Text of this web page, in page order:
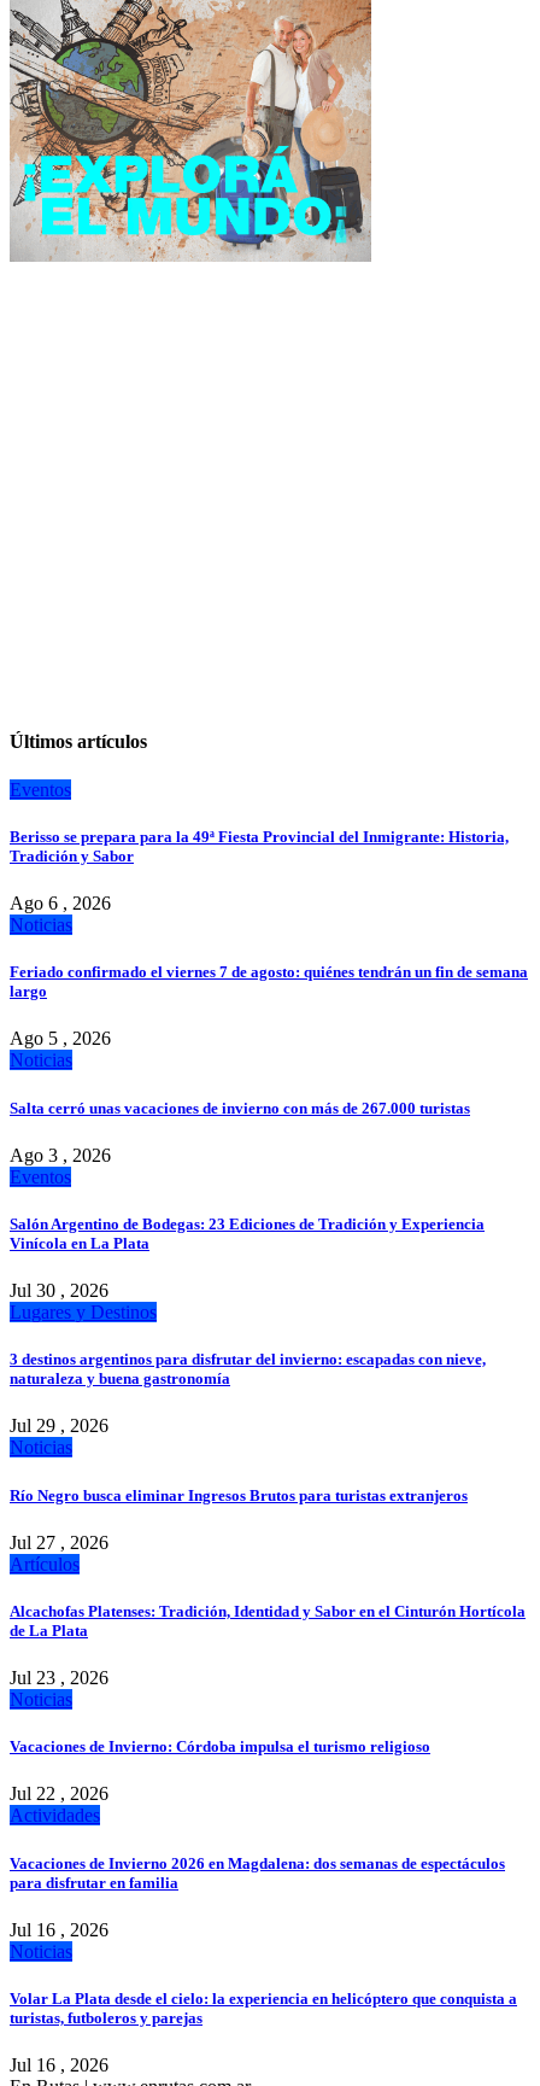
Últimos artículos
Eventos
Berisso se prepara para la 49ª Fiesta Provincial del Inmigrante: Historia,
Tradición y Sabor
Ago 6 , 2026
Noticias
Feriado confirmado el viernes 7 de agosto: quiénes tendrán un fin de semana
largo
Ago 5 , 2026
Noticias
Salta cerró unas vacaciones de invierno con más de 267.000 turistas
Ago 3 , 2026
Eventos
Salón Argentino de Bodegas: 23 Ediciones de Tradición y Experiencia
Vinícola en La Plata
Jul 30 , 2026
Lugares y Destinos
3 destinos argentinos para disfrutar del invierno: escapadas con nieve,
naturaleza y buena gastronomía
Jul 29 , 2026
Noticias
Río Negro busca eliminar Ingresos Brutos para turistas extranjeros
Jul 27 , 2026
Artículos
Alcachofas Platenses: Tradición, Identidad y Sabor en el Cinturón Hortícola
de La Plata
Jul 23 , 2026
Noticias
Vacaciones de Invierno: Córdoba impulsa el turismo religioso
Jul 22 , 2026
Actividades
Vacaciones de Invierno 2026 en Magdalena: dos semanas de espectáculos
para disfrutar en familia
Jul 16 , 2026
Noticias
Volar La Plata desde el cielo: la experiencia en helicóptero que conquista a
turistas, futboleros y parejas
Jul 16 , 2026